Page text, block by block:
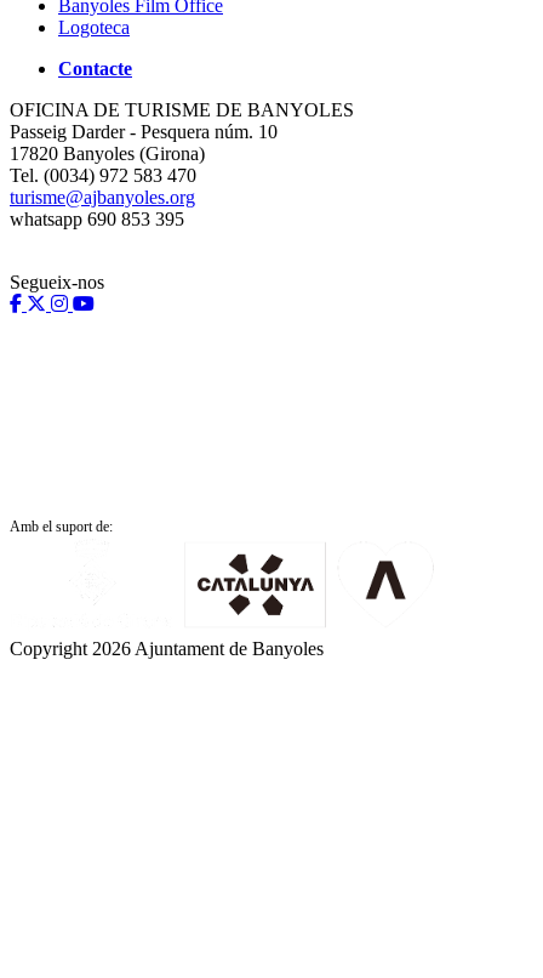
Banyoles Film Office
Logoteca
Contacte
OFICINA DE TURISME DE BANYOLES
Passeig Darder - Pesquera núm. 10
17820 Banyoles (Girona)
Tel. (0034) 972 583 470
turisme@ajbanyoles.org
whatsapp 690 853 395
Segueix-nos
Amb el suport de:
Copyright 2026 Ajuntament de Banyoles